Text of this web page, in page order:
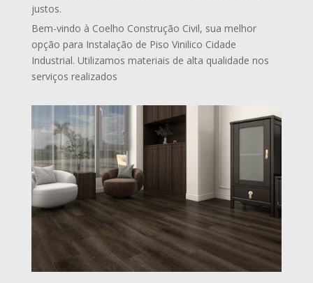
justos.
Bem-vindo à Coelho Construção Civil, sua melhor
opção para Instalação de Piso Vinilico Cidade
Industrial. Utilizamos materiais de alta qualidade nos
serviços realizados